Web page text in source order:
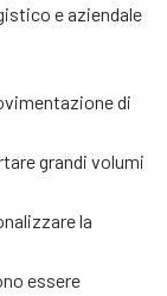
e aziendale
di
grandi volumi
la
essere